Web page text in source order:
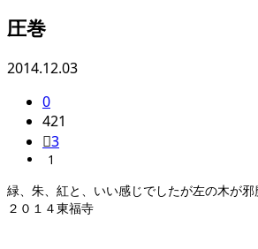
圧巻
2014.12.03
0
421
3
1
緑、朱、紅と、いい感じでしたが左の木が邪
２０１４東福寺